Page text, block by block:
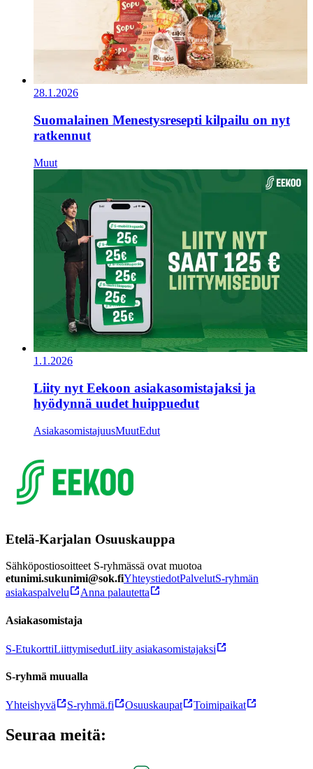
28.1.2026
Suomalainen Menestysresepti kilpailu on nyt
ratkennut
Muut
1.1.2026
Liity nyt Eekoon asiakasomistajaksi ja
hyödynnä uudet huippuedut
AsiakasomistajuusMuutEdut
Etelä-Karjalan Osuuskauppa
Sähköpostiosoitteet S-ryhmässä ovat muotoa
etunimi.sukunimi@sok.fiYhteystiedotPalvelutS-ryhmän
asiakaspalvelu
Anna palautetta
Asiakasomistaja
S-EtukorttiLiittymisedutLiity asiakasomistajaksi
S-ryhmä muualla
Yhteishyvä S-ryhmä.fi Osuuskaupat Toimipaikat
Seuraa meitä: